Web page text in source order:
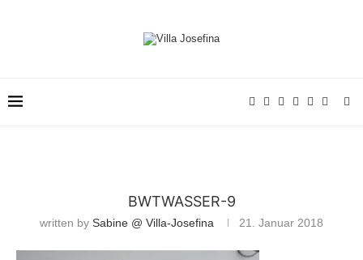
BWTWASSER-9
written by Sabine @ Villa-Josefina 21. Januar 2018